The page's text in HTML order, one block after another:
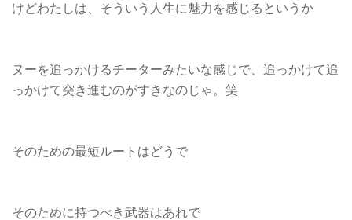
けどわたしは、そういう人生に魅力を感じるというか
ヌーを追っかけるチーターみたいな感じで、追っかけて追
っかけて突き進むのがすきなのじゃ。笑
そのための最短ルートはどうで
そのために持つべき武器はあれで